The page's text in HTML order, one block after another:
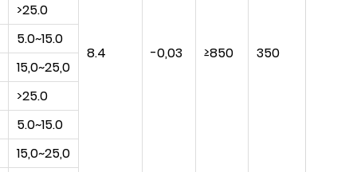
8.4 -0,03 ≥850 350
>25.0
5.0~15.0
15,0~25,0
>25.0
5.0~15.0
15,0~25,0